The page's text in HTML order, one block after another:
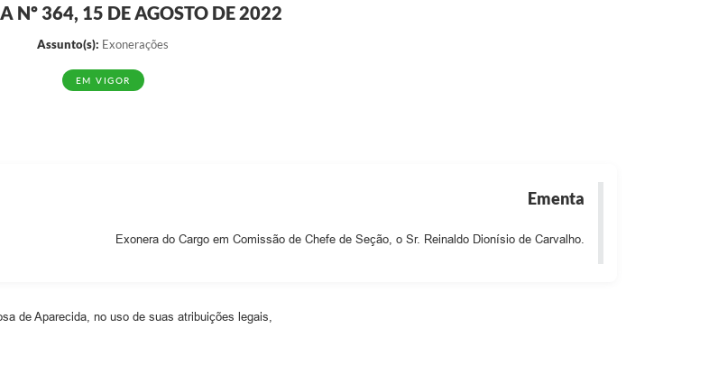
EDITAIS
Nº 364, 15 DE AGOSTO DE 2022
Assunto(s): Exonerações
EM VIGOR
Ementa
Exonera do Cargo em Comissão de Chefe de Seção, o Sr. Reinaldo Dionísio de Carvalho.
de Aparecida, no uso de suas atribuições legais,